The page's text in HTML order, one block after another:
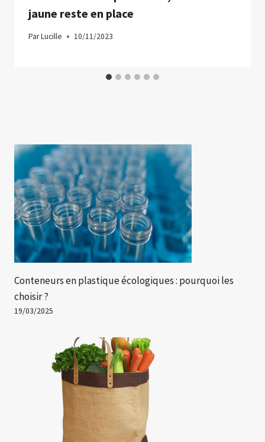
jaune reste en place
ParLucille 10/11/2023
Conteneurs en plastique écologiques : pourquoi les
choisir ?
19/03/2025